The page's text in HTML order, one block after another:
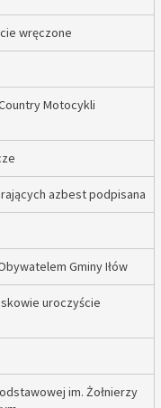
wręczone
Motocykli
azbest podpisana
Gminy Iłów
uroczyście
im. Żołnierzy